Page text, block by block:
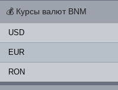
💰 Курсы валют BNM
USD
EUR
RON